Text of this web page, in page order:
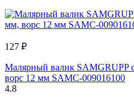
127 ₽
Малярный валик SAMGRUPP
ворс 12 мм SAMC-009016100
4.8